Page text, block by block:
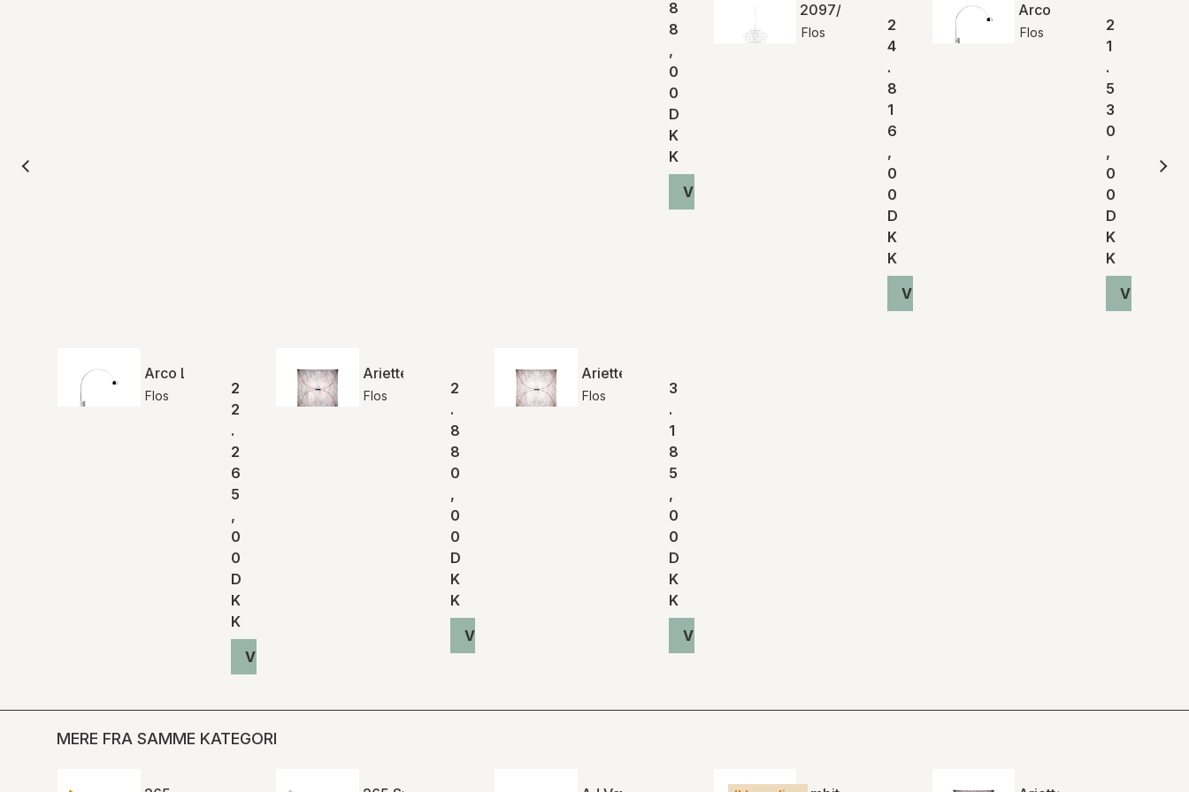
8
8
,
0
0
D
K
K
Vis produkt
2097/50 (frosted bulbs)
Flos
2
4
.
8
1
6
,
0
0
D
K
K
Vis produkt
Arco
Flos
2
1
.
5
3
0
,
0
0
D
K
K
Vis
Arco Led
Flos
2
2
.
2
6
5
,
0
0
D
K
K
Vis produkt
Ariette 1
Flos
2
.
8
8
0
,
0
0
D
K
K
Vis produkt
Ariette 2
Flos
3
.
1
8
5
,
0
0
D
K
K
Vis produkt
MERE FRA SAMME KATEGORI